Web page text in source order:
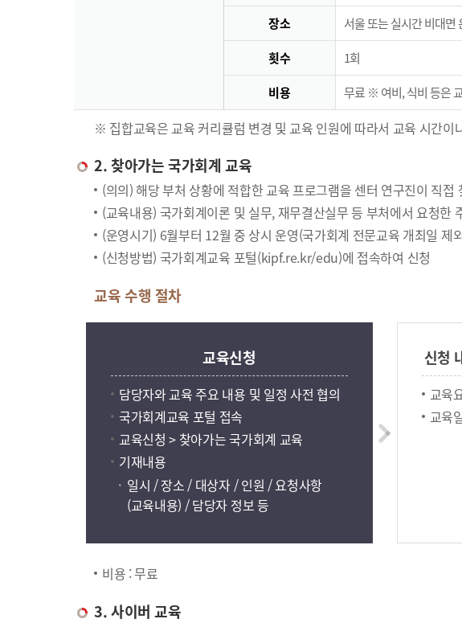
장소 서울 또는 실시간 비대면
횟수 1회
비용 무료 ※ 여비, 식비 등은
※ 집합교육은 교육 커리큘럼 변경 및 교육 인원에 따라서 교육 시간이
2. 찾아가는 국가회계 교육
(의의) 해당 부처 상황에 적합한 교육 프로그램을 센터 연구진이 직접
(교육내용) 국가회계이론 및 실무, 재무결산실무 등 부처에서 요청한
(운영시기) 6월부터 12월 중 상시 운영(국가회계 전문교육 개최일 제
(신청방법) 국가회계교육 포털(kipf.re.kr/edu)에 접속하여 신청
교육 수행 절차
교육신청
담당자와 교육 주요 내용 및 일정 사전 협의
국가회계교육 포털 접속
교육신청 > 찾아가는 국가회계 교육
기재내용
일시 / 장소 / 대상자 / 인원 / 요청사항
(교육내용) / 담당자 정보 등
신청
교육
교육
비용 : 무료
3. 사이버 교육